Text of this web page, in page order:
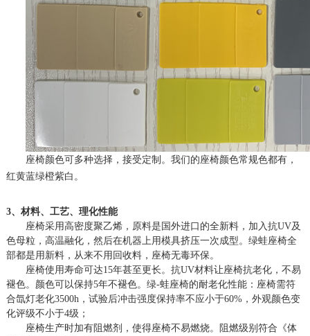
座椅颜色可多种选择，接受定制。我们的座椅颜色常规色都有，
红黄蓝绿橙紫白。
3、材料、工艺、理化性能
座椅采用高密度聚乙烯，原料是国外进口的全新料，加入抗UV及
色母粒，高温融化，然后在机器上用模具挤压一次成型。绿蛙座椅全
部都是用新料，从来不用回收料，座椅无毒环保。
座椅使用寿命可达15年甚至更长。抗UV材料让座椅抗老化，不易
褪色。颜色可以保持5年不褪色。绿-蛙座椅的耐老化性能：座椅需符
合氙灯老化3500h，试验后冲击强度保持率不应小于60%，外观颜色变
化评级不小于4级；
座椅生产时加有阻燃剂，使得座椅不易燃烧。阻燃级别符合《体